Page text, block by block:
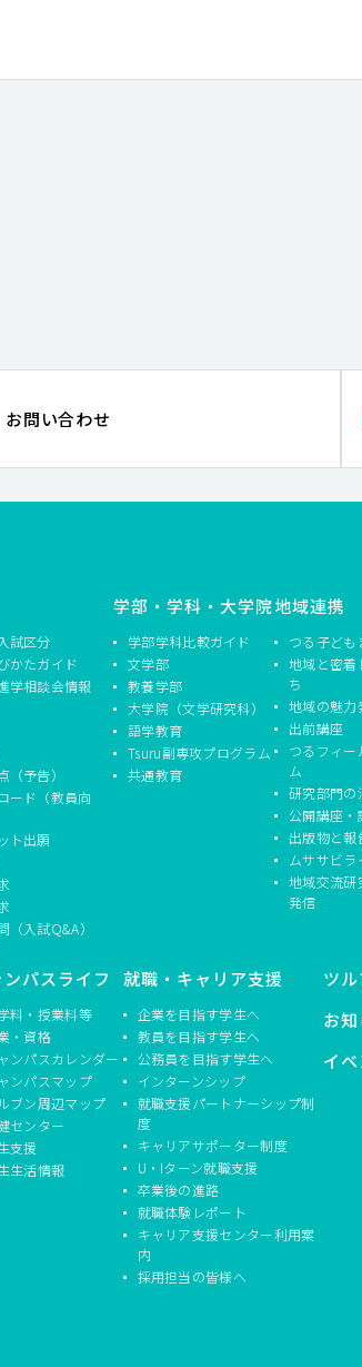
お問い合わせ
試区分
かたガイド
学相談会情報
（予告）
ード（教員向
ト出願
（入試Q&A）
学部・学科・大学院
学部学科比較ガイド
文学部
教養学部
大学院（文学研究科）
語学教育
Tsuru副専攻プログラム
共通教育
地域連携
つる子ども
地域と密着
ち
地域の魅力
出前講座
つるフィー
ム
研究部門の
公開講座・
出版物と報
ムササビラ
地域交流研
発信
ンパスライフ
料・授業料等
・資格
ンパスカレンダー
ンパスマップ
ブン周辺マップ
センター
支援
生活情報
就職・キャリア支援
企業を目指す学生へ
教員を目指す学生へ
公務員を目指す学生へ
インターンシップ
就職支援パートナーシップ制
度
キャリアサポーター制度
U・Iターン就職支援
卒業後の進路
就職体験レポート
キャリア支援センター利用案
内
採用担当の皆様へ
ツ
お
イベ